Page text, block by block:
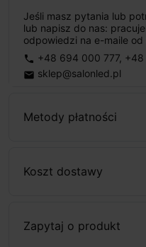
Jeśli masz pytania lub
lub napisz do nas:
odpowiedzi na e-maile
phone +48 694 000 777, +48
email sklep@salonled.pl
Metody płatności
Koszt dostawy
Zapytaj o produkt